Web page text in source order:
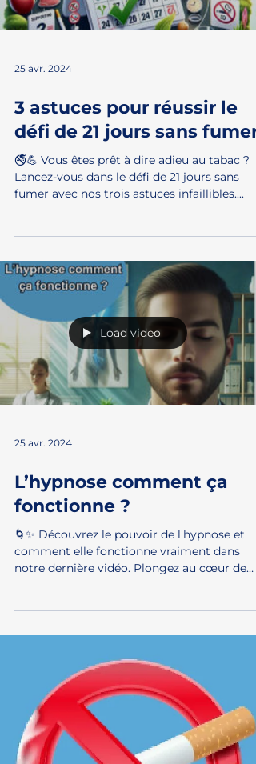
Load video
3 astuces pour réussir le
défi de 21 jours sans fumer
🚭💪 Vous êtes prêt à dire adieu au tabac ?
Lancez-vous dans le défi de 21 jours sans
fumer avec nos trois astuces infaillibles....
Load video
L’hypnose comment ça
fonctionne ?
🌀✨ Découvrez le pouvoir de l'hypnose et
comment elle fonctionne vraiment dans
notre dernière vidéo. Plongez au cœur de
cette pratique...